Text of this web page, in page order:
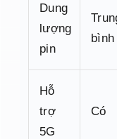
Dung
lượng
pin
bình
Hỗ
trợ
5G
Có